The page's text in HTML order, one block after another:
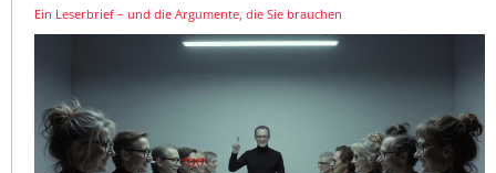
Ein Leserbrief – und die Argumente, die Sie brauchen